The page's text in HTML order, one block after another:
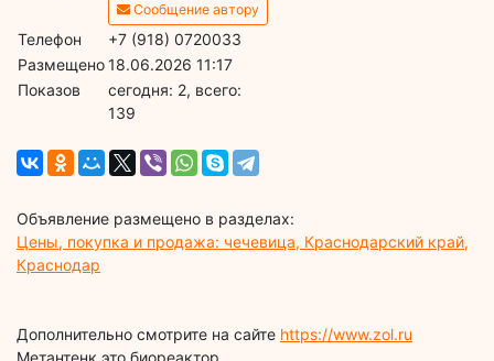
Сообщение автору
Телефон
+7 (918) 0720033
Размещено18.06.2026 11:17
Показов
cегодня: 2, всего:
139
Объявление размещено в разделах:
Цены, покупка и продажа: чечевица, Краснодарский край,
Краснодар
Дополнительно смотрите на сайте https://www.zol.ru
Метантенк это биореактор